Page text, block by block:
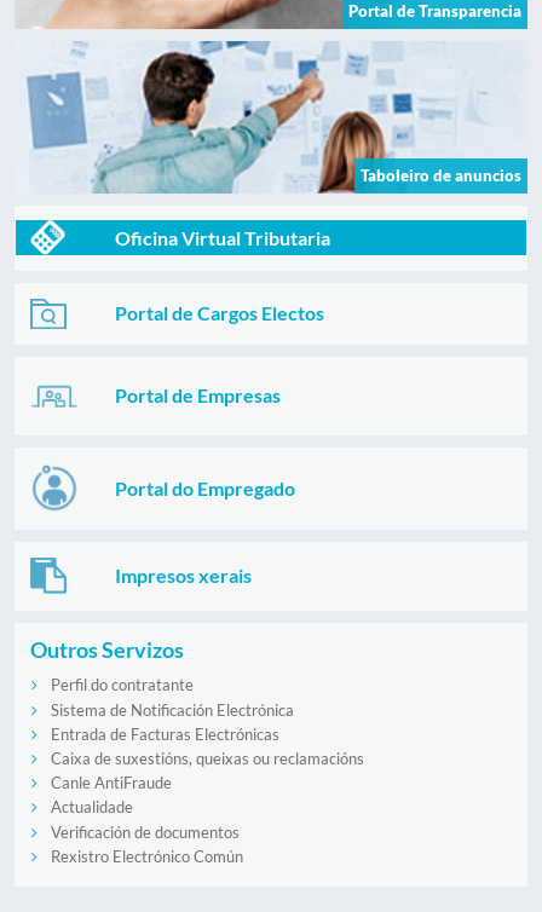
Portal de Transparencia
Taboleiro de anuncios
Oficina Virtual Tributaria
Portal de Cargos Electos
Portal de Empresas
Portal do Empregado
Impresos xerais
Outros Servizos
Perfil do contratante
Sistema de Notificación Electrónica
Entrada de Facturas Electrónicas
Caixa de suxestións, queixas ou reclamacións
Canle AntiFraude
Actualidade
Verificación de documentos
Rexistro Electrónico Común